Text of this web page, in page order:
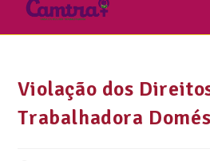
Violação dos
Trabalhadora